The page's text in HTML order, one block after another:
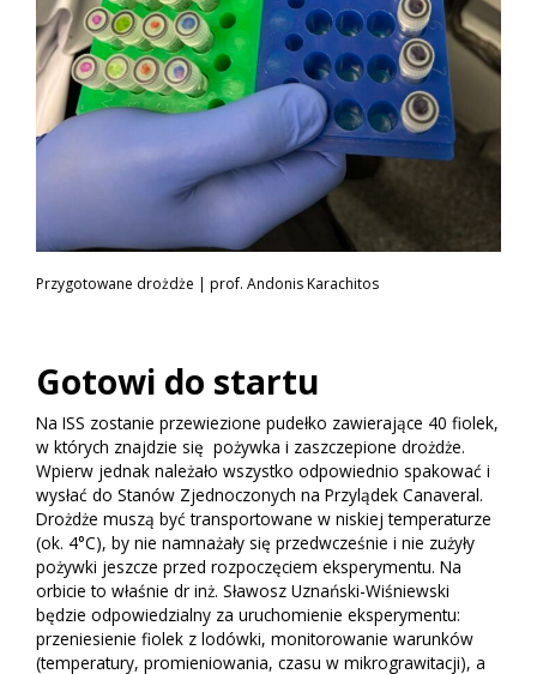
Przygotowane drożdże | prof. Andonis Karachitos
Gotowi do startu
Na ISS zostanie przewiezione pudełko zawierające 40 fiolek,
w których znajdzie się pożywka i zaszczepione drożdże.
Wpierw jednak należało wszystko odpowiednio spakować i
wysłać do Stanów Zjednoczonych na Przylądek Canaveral.
Drożdże muszą być transportowane w niskiej temperaturze
(ok. 4°C), by nie namnażały się przedwcześnie i nie zużyły
pożywki jeszcze przed rozpoczęciem eksperymentu. Na
orbicie to właśnie dr inż. Sławosz Uznański-Wiśniewski
będzie odpowiedzialny za uruchomienie eksperymentu:
przeniesienie fiolek z lodówki, monitorowanie warunków
(temperatury, promieniowania, czasu w mikrograwitacji), a